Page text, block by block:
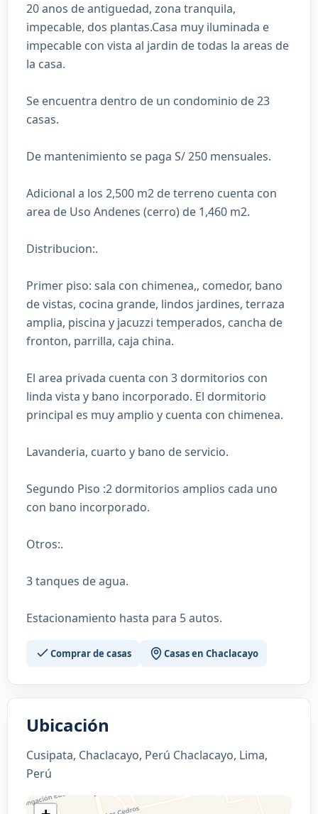
20 anos de antiguedad, zona tranquila,
impecable, dos plantas.Casa muy iluminada e
impecable con vista al jardin de todas la areas de
la casa.
Se encuentra dentro de un condominio de 23
casas.
De mantenimiento se paga S/ 250 mensuales.
Adicional a los 2,500 m2 de terreno cuenta con
area de Uso Andenes (cerro) de 1,460 m2.
Distribucion:.
Primer piso: sala con chimenea,, comedor, bano
de vistas, cocina grande, lindos jardines, terraza
amplia, piscina y jacuzzi temperados, cancha de
fronton, parrilla, caja china.
El area privada cuenta con 3 dormitorios con
linda vista y bano incorporado. El dormitorio
principal es muy amplio y cuenta con chimenea.
Lavanderia, cuarto y bano de servicio.
Segundo Piso :2 dormitorios amplios cada uno
con bano incorporado.
Otros:.
3 tanques de agua.
Estacionamiento hasta para 5 autos.
Comprar de casas Casas en Chaclacayo
Ubicación
Cusipata, Chaclacayo, Perú Chaclacayo, Lima,
Perú